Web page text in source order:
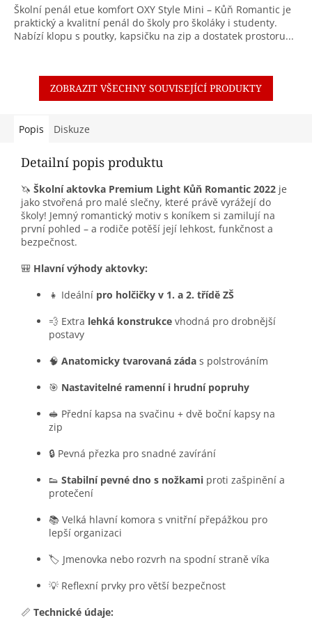
Školní penál etue komfort OXY Style Mini – Kůň Romantic je
praktický a kvalitní penál do školy pro školáky i studenty.
Nabízí klopu s poutky, kapsičku na zip a dostatek prostoru...
ZOBRAZIT VŠECHNY SOUVISEJÍCÍ PRODUKTY
Popis Diskuze
Detailní popis produktu
🦄 Školní aktovka Premium Light Kůň Romantic 2022 je
jako stvořená pro malé slečny, které právě vyrážejí do
školy! Jemný romantický motiv s koníkem si zamilují na
první pohled – a rodiče potěší její lehkost, funkčnost a
bezpečnost.
🎒 Hlavní výhody aktovky:
👧 Ideální pro holčičky v 1. a 2. třídě ZŠ
💨 Extra lehká konstrukce vhodná pro drobnější
postavy
🧠 Anatomicky tvarovaná záda s polstrováním
🎯 Nastavitelné ramenní i hrudní popruhy
🥪 Přední kapsa na svačinu + dvě boční kapsy na
zip
🔒 Pevná přezka pro snadné zavírání
👟 Stabilní pevné dno s nožkami proti zašpinění a
protečení
📚 Velká hlavní komora s vnitřní přepážkou pro
lepší organizaci
🏷️ Jmenovka nebo rozvrh na spodní straně víka
💡 Reflexní prvky pro větší bezpečnost
📏 Technické údaje: